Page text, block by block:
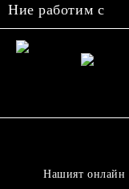
Ние работим с
Нашият онлайн